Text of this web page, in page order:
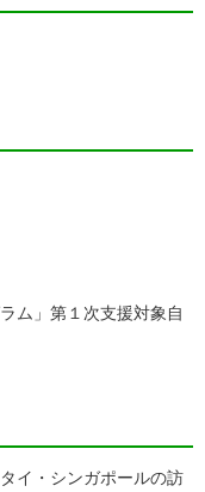
ム」第１次支援対象自
イ・シンガポールの訪